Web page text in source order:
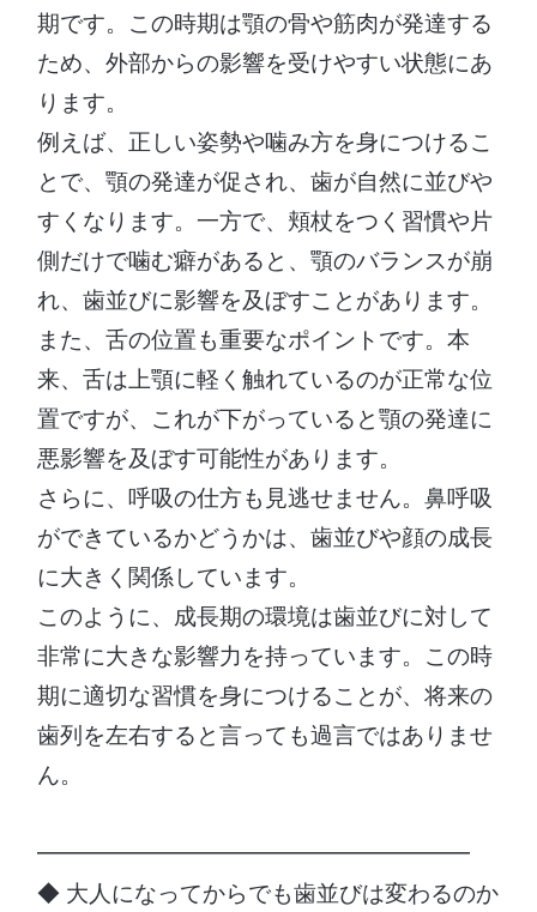
期です。この時期は顎の骨や筋肉が発達する
ため、外部からの影響を受けやすい状態にあ
ります。
例えば、正しい姿勢や噛み方を身につけるこ
とで、顎の発達が促され、歯が自然に並びや
すくなります。一方で、頬杖をつく習慣や片
側だけで噛む癖があると、顎のバランスが崩
れ、歯並びに影響を及ぼすことがあります。
また、舌の位置も重要なポイントです。本
来、舌は上顎に軽く触れているのが正常な位
置ですが、これが下がっていると顎の発達に
悪影響を及ぼす可能性があります。
さらに、呼吸の仕方も見逃せません。鼻呼吸
ができているかどうかは、歯並びや顔の成長
に大きく関係しています。
このように、成長期の環境は歯並びに対して
非常に大きな影響力を持っています。この時
期に適切な習慣を身につけることが、将来の
歯列を左右すると言っても過言ではありませ
ん。
━━━━━━━━━━━━━━━━━━━
◆ 大人になってからでも歯並びは変わるのか